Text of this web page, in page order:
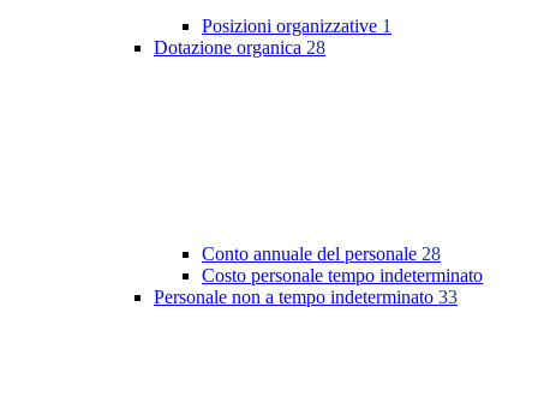
Posizioni organizzative 1
Dotazione organica 28
Conto annuale del personale 28
Costo personale tempo indeterminato
Personale non a tempo indeterminato 33